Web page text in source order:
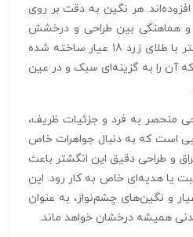
هر نگین به دقت بر روی
و هماهنگی بین طراحی و درخشش
نگین‌ها حفظ شود. این انگشتر با طلای زرد 18 عیار ساخته شده
3.14 گرم دارد که آن را به گزینه‌ای سبک و در عین
منحصر به فرد و جزئیات ظریف،
است که به دنبال جواهرات خاص
و طراحی دقیق این انگشتر باعث
یا هدیه‌ای خاص به کار رود. این
زیبا با طلای زرد 18 عیار و نگین‌های چشم‌نواز، به عنوان
همیشه درخشان خواهد ماند.